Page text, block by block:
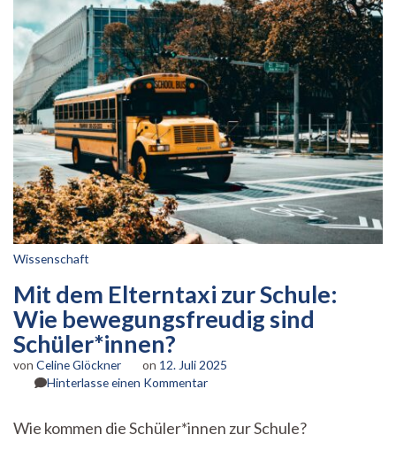
Wissenschaft
Mit dem Elterntaxi zur Schule:
Wie bewegungsfreudig sind
Schüler*innen?
von Celine Glöckner on 12. Juli 2025
Hinterlasse einen Kommentarzu
Elterntaxi
Wie kommen die Schüler*innen zur Schule?